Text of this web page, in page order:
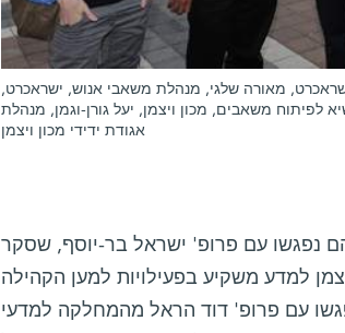
מאורה שלגי, מנהלת משאבי אנוש, ישראכרט,
לפיתוח משאבים, מכון ויצמן, יעל גורן-וגמן, מנהלת
אגודת ידידי מכון ויצמן
נפגשו עם פרופ' ישראל בר-יוסף, שסקר
למדע משקיע בפעילויות למען הקהילה
עם פרופ' דוד הראל מהמחלקה למדעי